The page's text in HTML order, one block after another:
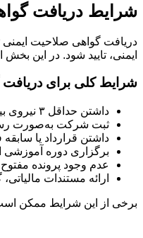
شرایط دریافت
دریافت گواهی صلاحیت ایمنی
ایمنی، تایید شود. در این
شرایط کلی برای دریافت
داشتن حداقل ۳ نیروی بیمه‌شده در شرکت (در برخی استان‌ها این عدد می‌تواند بیشتر باشد)
ثبت شرکت به‌صورت
داشتن قرارداد یا
برگزاری دوره
عدم وجود پرونده
ارائه مستندات
برخی از این شرایط ممکن